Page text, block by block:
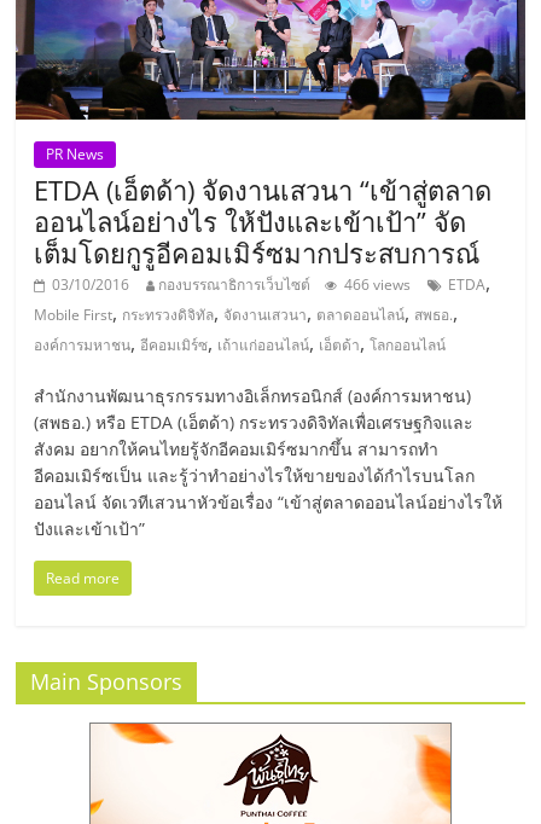
แฟ
รน
ไชส์,
รวม
แฟ
รน
ไชส์
ขาย
แฟ
รน
ไชส์
แฟ
PR News
ETDA (เอ็ตด้า) จัดงานเสวนา “เข้าสู่ตลาด
ออนไลน์อย่างไร ให้ปังและเข้าเป้า” จัด
เต็มโดยกูรูอีคอมเมิร์ซมากประสบการณ์
03/10/2016 กองบรรณาธิการเว็บไซต์ 466 views ETDA,
Mobile First, กระทรวงดิจิทัล, จัดงานเสวนา, ตลาดออนไลน์, สพธอ.,
องค์การมหาชน,อีคอมเมิร์ซ, เถ้าแก่ออนไลน์, เอ็ตด้า,โลกออนไลน์
สำนักงานพัฒนาธุรกรรมทางอิเล็กทรอนิกส์ (องค์การมหาชน)
(สพธอ.) หรือ ETDA (เอ็ตด้า) กระทรวงดิจิทัลเพื่อเศรษฐกิจและ
สังคม อยากให้คนไทยรู้จักอีคอมเมิร์ซมากขึ้น สามารถทำ
อีคอมเมิร์ซเป็น และรู้ว่าทำอย่างไรให้ขายของได้กำไรบนโลก
ออนไลน์ จัดเวทีเสวนาหัวข้อเรื่อง “เข้าสู่ตลาดออนไลน์อย่างไรให้
ปังและเข้าเป้า”
Read more
Main Sponsors